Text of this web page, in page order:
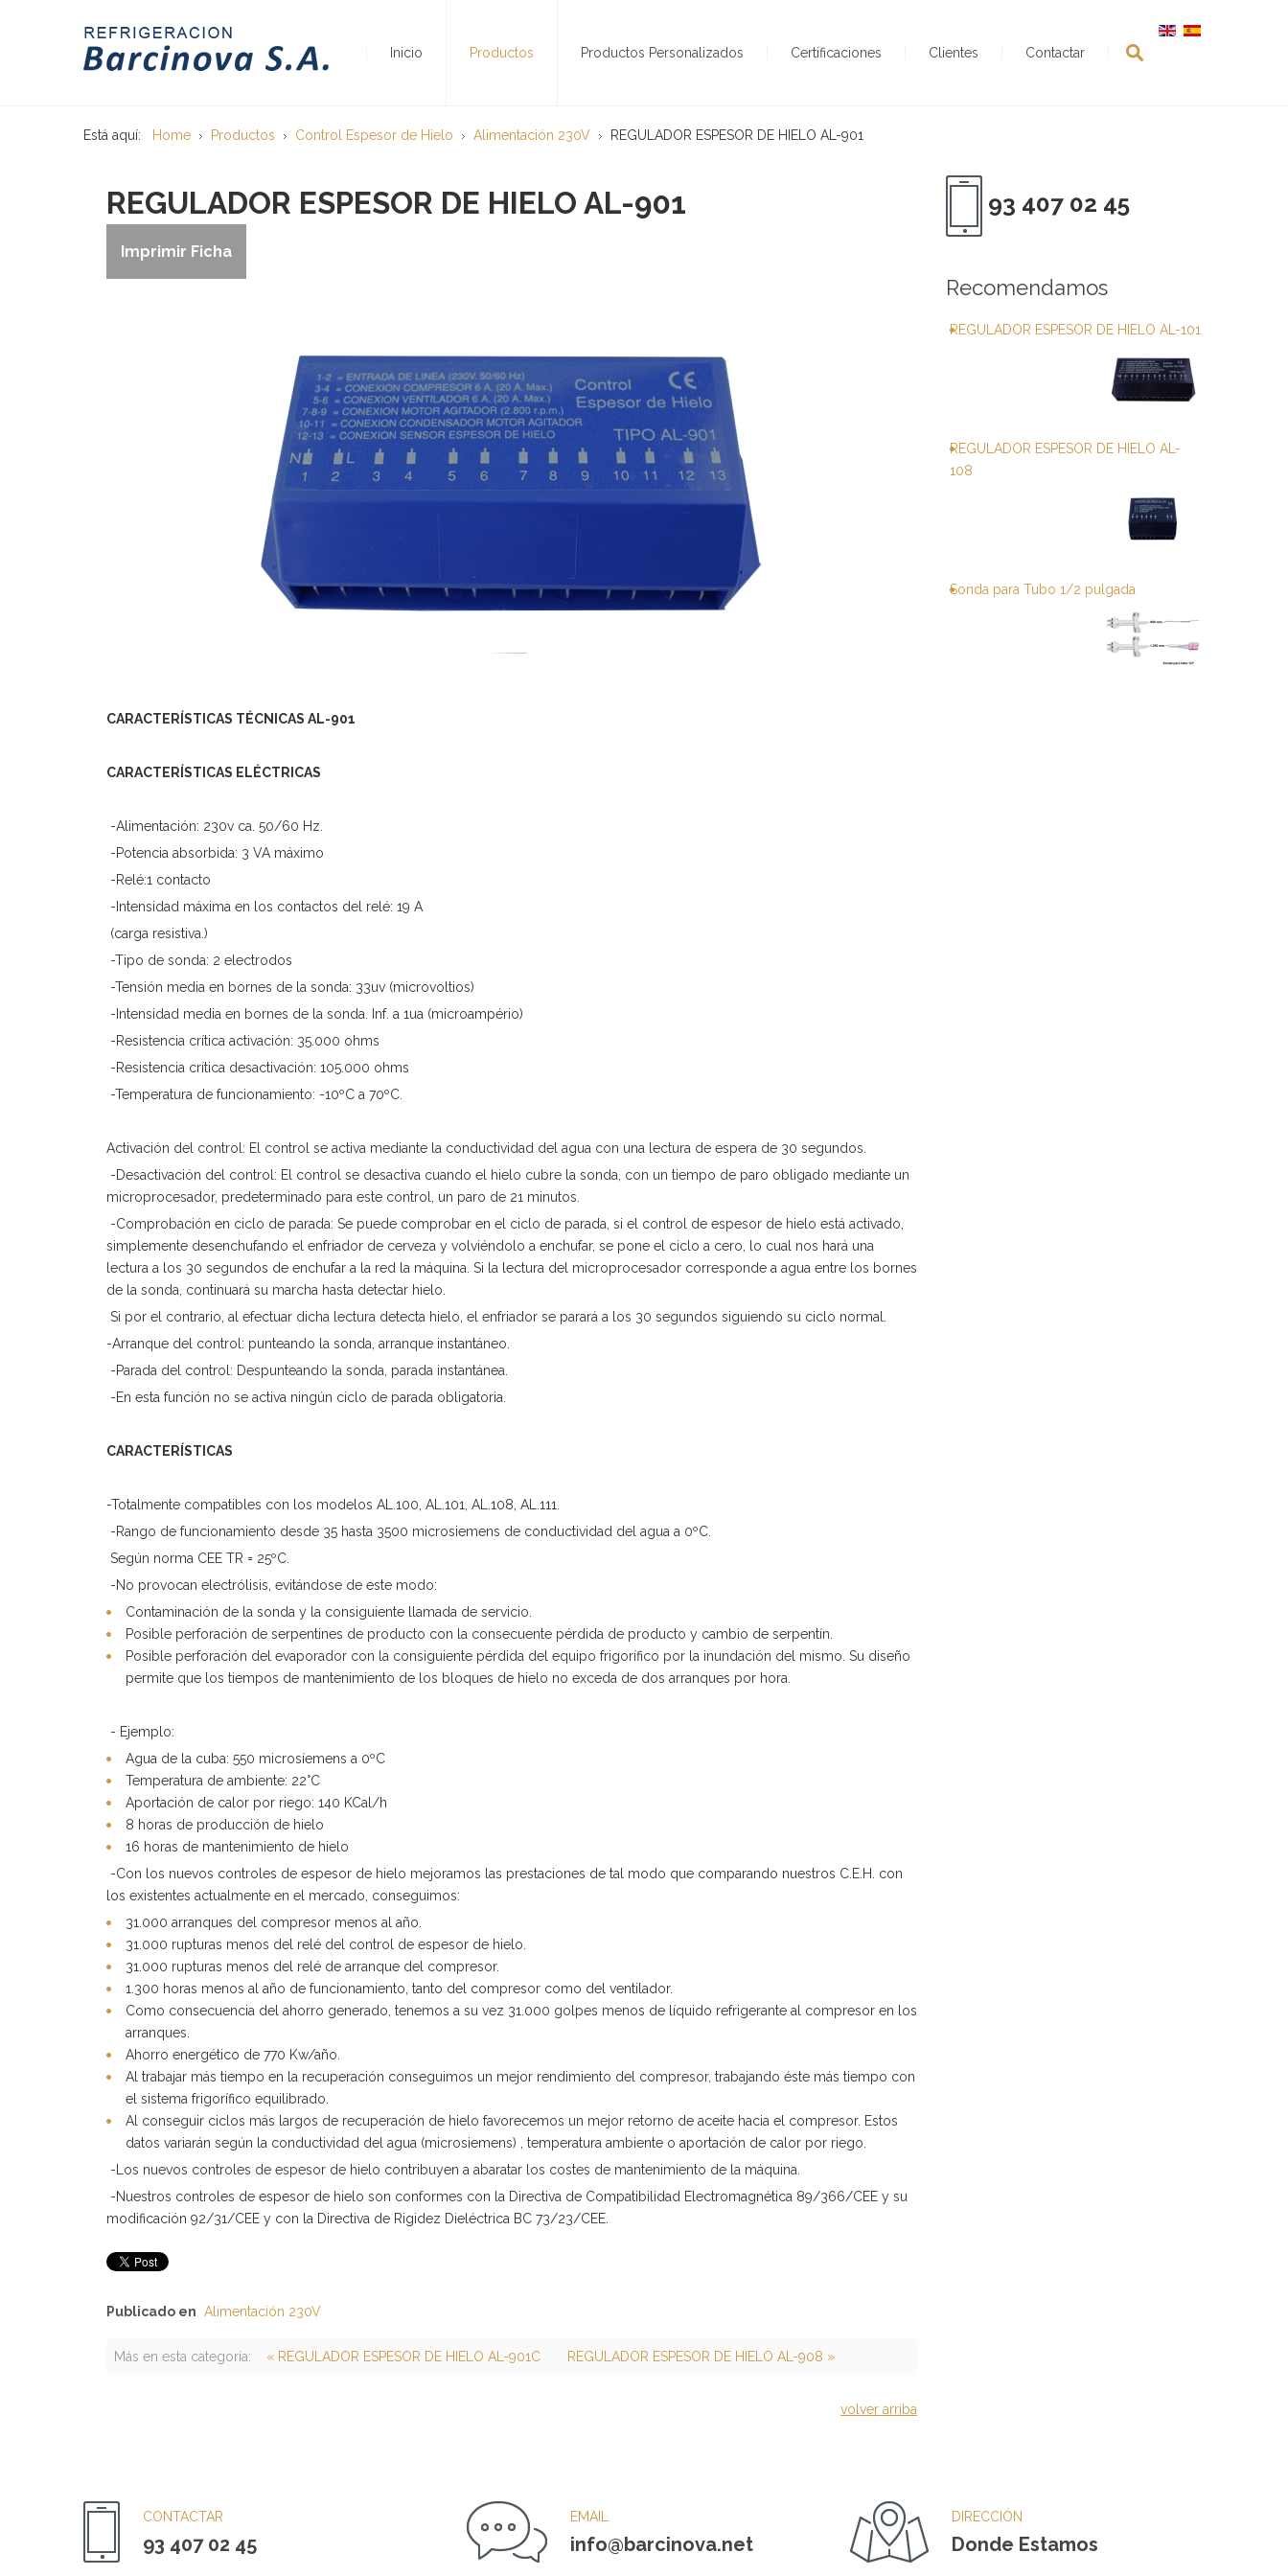
Inicio Productos Productos Personalizados Certificaciones Clientes Contactar
Está aquí: Home Productos Control Espesor de Hielo Alimentación 230V REGULADOR ESPESOR DE HIELO AL-901
REGULADOR ESPESOR DE HIELO AL-901
Imprimir Ficha
CARACTERÍSTICAS TÉCNICAS AL-901
CARACTERÍSTICAS ELÉCTRICAS
-Alimentación: 230v ca. 50/60 Hz.
-Potencia absorbida: 3 VA máximo
-Relé:1 contacto
-Intensidad máxima en los contactos del relé: 19 A
(carga resistiva.)
-Tipo de sonda: 2 electrodos
-Tensión media en bornes de la sonda: 33uv (microvoltios)
-Intensidad media en bornes de la sonda. Inf. a 1ua (microampério)
-Resistencia crítica activación: 35.000 ohms
-Resistencia crítica desactivación: 105.000 ohms
-Temperatura de funcionamiento: -10ºC a 70ºC.
Activación del control: El control se activa mediante la conductividad del agua con una lectura de espera de 30 segundos.
-Desactivación del control: El control se desactiva cuando el hielo cubre la sonda, con un tiempo de paro obligado mediante un
microprocesador, predeterminado para este control, un paro de 21 minutos.
-Comprobación en ciclo de parada: Se puede comprobar en el ciclo de parada, si el control de espesor de hielo está activado,
simplemente desenchufando el enfriador de cerveza y volviéndolo a enchufar, se pone el ciclo a cero, lo cual nos hará una
lectura a los 30 segundos de enchufar a la red la máquina. Si la lectura del microprocesador corresponde a agua entre los bornes
de la sonda, continuará su marcha hasta detectar hielo.
Si por el contrario, al efectuar dicha lectura detecta hielo, el enfriador se parará a los 30 segundos siguiendo su ciclo normal.
-Arranque del control: punteando la sonda, arranque instantáneo.
-Parada del control: Despunteando la sonda, parada instantánea.
-En esta función no se activa ningún ciclo de parada obligatoria.
CARACTERÍSTICAS
-Totalmente compatibles con los modelos AL.100, AL.101, AL.108, AL.111.
-Rango de funcionamiento desde 35 hasta 3500 microsiemens de conductividad del agua a 0ºC.
Según norma CEE TR = 25ºC.
-No provocan electrólisis, evitándose de este modo:
Contaminación de la sonda y la consiguiente llamada de servicio.
Posible perforación de serpentines de producto con la consecuente pérdida de producto y cambio de serpentín.
Posible perforación del evaporador con la consiguiente pérdida del equipo frigorífico por la inundación del mismo. Su diseño
permite que los tiempos de mantenimiento de los bloques de hielo no exceda de dos arranques por hora.
- Ejemplo:
Agua de la cuba: 550 microsíemens a 0ºC
Temperatura de ambiente: 22°C
Aportación de calor por riego: 140 KCal/h
8 horas de producción de hielo
16 horas de mantenimiento de hielo
-Con los nuevos controles de espesor de hielo mejoramos las prestaciones de tal modo que comparando nuestros C.E.H. con
los existentes actualmente en el mercado, conseguimos:
31.000 arranques del compresor menos al año.
31.000 rupturas menos del relé del control de espesor de hielo.
31.000 rupturas menos del relé de arranque del compresor.
1.300 horas menos al año de funcionamiento, tanto del compresor como del ventilador.
Como consecuencia del ahorro generado, tenemos a su vez 31.000 golpes menos de líquido refrigerante al compresor en los
arranques.
Ahorro energético de 770 Kw/año.
Al trabajar más tiempo en la recuperación conseguimos un mejor rendimiento del compresor, trabajando éste más tiempo con
el sistema frigorífico equilibrado.
Al conseguir ciclos más largos de recuperación de hielo favorecemos un mejor retorno de aceite hacia el compresor. Estos
datos variarán según la conductividad del agua (microsiemens) , temperatura ambiente o aportación de calor por riego.
-Los nuevos controles de espesor de hielo contribuyen a abaratar los costes de mantenimiento de la máquina.
-Nuestros controles de espesor de hielo son conformes con la Directiva de Compatibilidad Electromagnética 89/366/CEE y su
modificación 92/31/CEE y con la Directiva de Rigidez Dieléctrica BC 73/23/CEE.
Publicado en Alimentación 230V
Más en esta categoría: « REGULADOR ESPESOR DE HIELO AL-901C REGULADOR ESPESOR DE HIELO AL-908 »
volver arriba
93 407 02 45
Recomendamos
REGULADOR ESPESOR DE HIELO AL-101
REGULADOR ESPESOR DE HIELO AL-
108
Sonda para Tubo 1/2 pulgada
CONTACTAR
93 407 02 45
EMAIL
info@barcinova.net
DIRECCIÓN
Donde Estamos